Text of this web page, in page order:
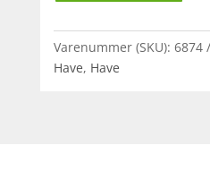
Varenummer (SKU): 6874
Have, Have